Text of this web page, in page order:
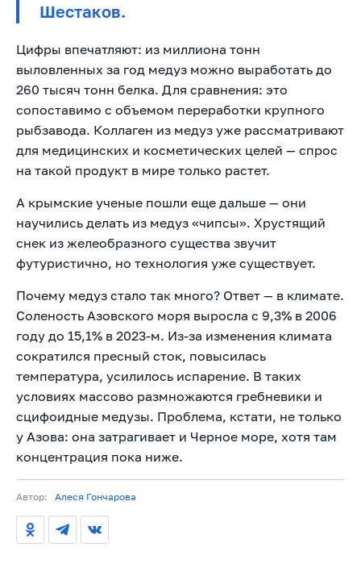
Шестаков.
Цифры впечатляют: из миллиона тонн
выловленных за год медуз можно выработать до
260 тысяч тонн белка. Для сравнения: это
сопоставимо с объемом переработки крупного
рыбзавода. Коллаген из медуз уже рассматривают
для медицинских и косметических целей — спрос
на такой продукт в мире только растет.
А крымские ученые пошли еще дальше — они
научились делать из медуз «чипсы». Хрустящий
снек из желеобразного существа звучит
футуристично, но технология уже существует.
Почему медуз стало так много? Ответ — в климате.
Соленость Азовского моря выросла с 9,3% в 2006
году до 15,1% в 2023-м. Из-за изменения климата
сократился пресный сток, повысилась
температура, усилилось испарение. В таких
условиях массово размножаются гребневики и
сцифоидные медузы. Проблема, кстати, не только
у Азова: она затрагивает и Черное море, хотя там
концентрация пока ниже.
Автор: Алеся Гончарова